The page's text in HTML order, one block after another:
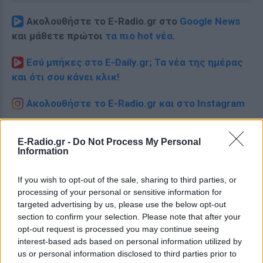
E-Radio.gr - Do Not Process My Personal
Information
If you wish to opt-out of the sale, sharing to third parties, or
processing of your personal or sensitive information for
targeted advertising by us, please use the below opt-out
section to confirm your selection. Please note that after your
opt-out request is processed you may continue seeing
interest-based ads based on personal information utilized by
us or personal information disclosed to third parties prior to
Ακολουθήστε το E-Radio.gr στο Google News
και μάθετε πρώτοι τα πιο hot νέα.
Εσύ μπήκες στο E-Daily.gr; Τα νέα της ημέρας
και ότι σου κάνει κλικ!
Ακολουθήστε το E-Radio.gr και στο Instagram